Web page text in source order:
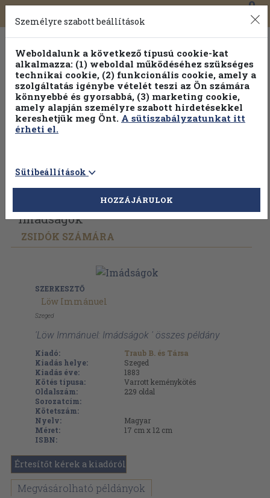
Toggle
navigation
0
Válogasson több mint 1.000.000 kiadványunk közül
100% kedvezménnyel!
Vissza az előző oldalra Válasszon példányt
Imádságok
ZSIDÓK SZÁMÁRA
SZERKESZTŐ
Löw Immánuel
Szeged
'Löw Immánuel: Imádságok ' összes példány
Kiadó:
Traub B. és Társa
Kiadás helye:
Szeged
Kiadás éve:
1883
Kötés típusa:
Varrott keménykötés
Oldalszám:
229 oldal
Sorozatcím:
Kötetszám:
Nyelv:
Magyar
Méret:
17 cm x 12 cm
ISBN:
Értesítőt kérek a kiadóról
Megvásárolható példányok
Személyre szabott beállítások
Weboldalunk a következő típusú cookie-kat
alkalmazza: (1) weboldal működéséhez szükséges
technikai cookie, (2) funkcionális cookie, amely a
szolgáltatás igénybe vételét teszi az Ön számára
könnyebbé és gyorsabbá, (3) marketing cookie,
amely alapján személyre szabott hirdetésekkel
kereshetjük meg Önt. A sütiszabályzatunkat itt
érheti el.
Sütibeállítások
HOZZÁJÁRULOK